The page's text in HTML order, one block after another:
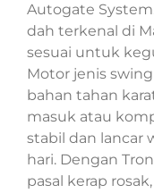
Autogate
dah terkenal di
sesuai untuk
Motor jenis
bahan tahan
masuk atau
stabil dan lancar
hari. Dengan
pasal kerap